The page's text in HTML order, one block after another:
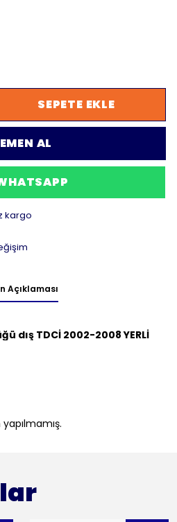
SEPETE EKLE
AL
kargo
Açıklaması
dış TDCİ 2002-2008 YERLİ